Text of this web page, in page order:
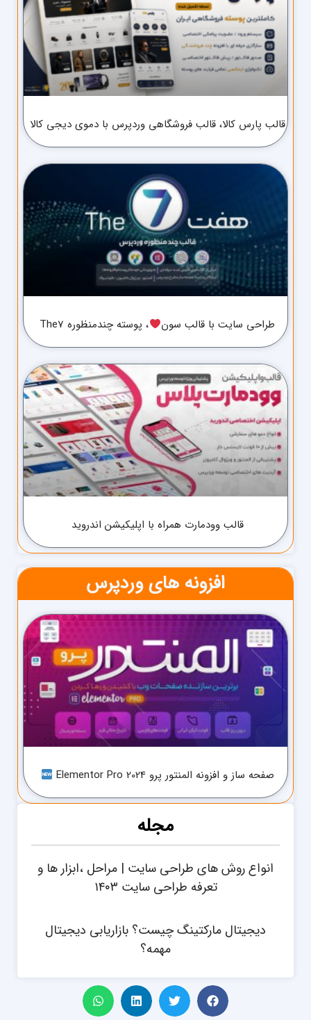
قالب پارس کالا، قالب فروشگاهی وردپرس با دموی دیجی کالا
طراحی سایت با قالب سون ، پوسته چندمنظوره The7
قالب وودمارت همراه با اپلیکیشن اندروید
افزونه های وردپرس
صفحه ساز و افزونه المنتور پرو Elementor Pro 2024
مجله
انواع روش های طراحی سایت | مراحل ،ابزار ها و
تعرفه طراحی سایت ۱۴۰۳
دیجیتال مارکتینگ چیست؟ بازاریابی دیجیتال
مهمه؟